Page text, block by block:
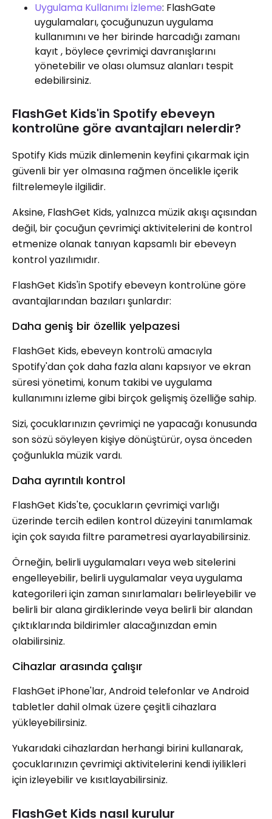
Uygulama Kullanımı İzleme: FlashGate
uygulamaları, çocuğunuzun uygulama
kullanımını ve her birinde harcadığı zamanı
kayıt , böylece çevrimiçi davranışlarını
yönetebilir ve olası olumsuz alanları tespit
edebilirsiniz.
FlashGet Kids'in Spotify ebeveyn
kontrolüne göre avantajları nelerdir?
Spotify Kids müzik dinlemenin keyfini çıkarmak için
güvenli bir yer olmasına rağmen öncelikle içerik
filtrelemeyle ilgilidir.
Aksine, FlashGet Kids, yalnızca müzik akışı açısından
değil, bir çocuğun çevrimiçi aktivitelerini de kontrol
etmenize olanak tanıyan kapsamlı bir ebeveyn
kontrol yazılımıdır.
FlashGet Kids'in Spotify ebeveyn kontrolüne göre
avantajlarından bazıları şunlardır:
Daha geniş bir özellik yelpazesi
FlashGet Kids, ebeveyn kontrolü amacıyla
Spotify'dan çok daha fazla alanı kapsıyor ve ekran
süresi yönetimi, konum takibi ve uygulama
kullanımını izleme gibi birçok gelişmiş özelliğe sahip.
Sizi, çocuklarınızın çevrimiçi ne yapacağı konusunda
son sözü söyleyen kişiye dönüştürür, oysa önceden
çoğunlukla müzik vardı.
Daha ayrıntılı kontrol
FlashGet Kids'te, çocukların çevrimiçi varlığı
üzerinde tercih edilen kontrol düzeyini tanımlamak
için çok sayıda filtre parametresi ayarlayabilirsiniz.
Örneğin, belirli uygulamaları veya web sitelerini
engelleyebilir, belirli uygulamalar veya uygulama
kategorileri için zaman sınırlamaları belirleyebilir ve
belirli bir alana girdiklerinde veya belirli bir alandan
çıktıklarında bildirimler alacağınızdan emin
olabilirsiniz.
Cihazlar arasında çalışır
FlashGet iPhone'lar, Android telefonlar ve Android
tabletler dahil olmak üzere çeşitli cihazlara
yükleyebilirsiniz.
Yukarıdaki cihazlardan herhangi birini kullanarak,
çocuklarınızın çevrimiçi aktivitelerini kendi iyilikleri
için izleyebilir ve kısıtlayabilirsiniz.
FlashGet Kids nasıl kurulur